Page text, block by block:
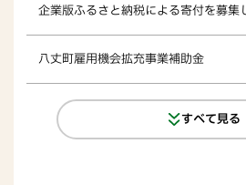
企業版ふるさと納税による寄付を募集
八丈町雇用機会拡充事業補助金
すべて見る